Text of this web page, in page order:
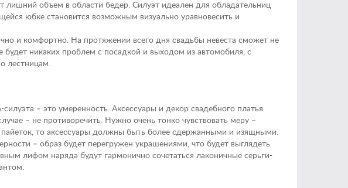
лишний объем в области бедер. Силуэт идеален для обладательниц
юбке становится возможным визуально уравновесить и
и комфортно. На протяжении всего дня свадьбы невеста сможет не
будет никаких проблем с посадкой и выходом из автомобиля, с
лестницам.
– это умеренность. Аксессуары и декор свадебного платья
– не противоречить. Нужно очень тонко чувствовать меру –
пайеток, то аксессуары должны быть более сдержанными и изящными.
– образ будет перегружен украшениями, что будет выглядеть
лифом наряда будут гармонично сочетаться лаконичные серьги-